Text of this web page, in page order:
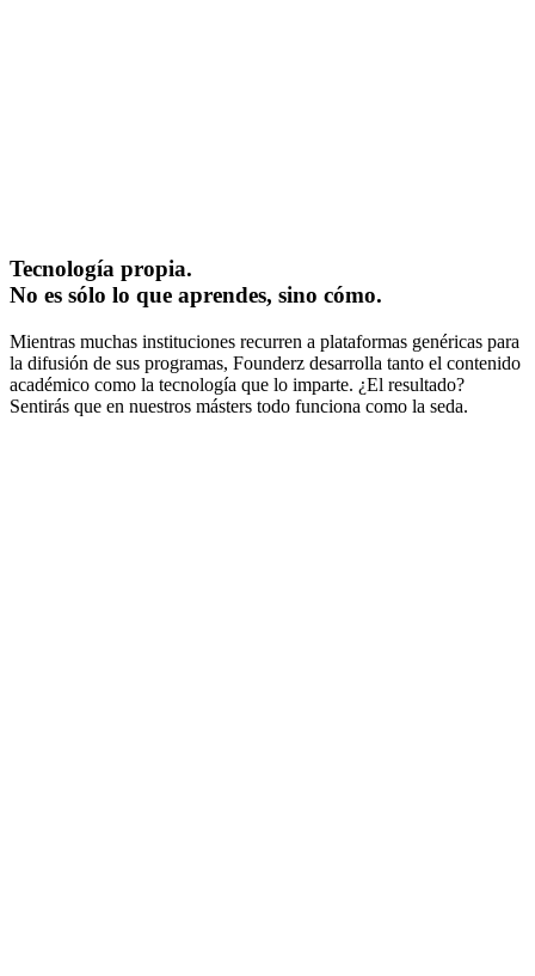
Tecnología propia.
No es sólo lo que aprendes, sino cómo.
Mientras muchas instituciones recurren a plataformas genéricas para
la difusión de sus programas, Founderz desarrolla tanto el contenido
académico como la tecnología que lo imparte. ¿El resultado?
Sentirás que en nuestros másters todo funciona como la seda.